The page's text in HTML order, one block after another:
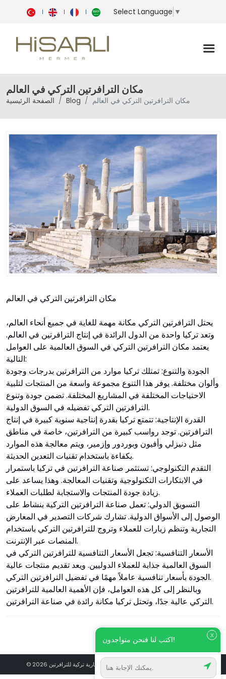
Select Language ▼
مكان الترافرتين التركي في العالم
الصفحة الرئيسية Blog مكان الترافرتين التركي في العالم
مكان الترافرتين التركي في العالم
يحتل الترافرتين التركي مكانة مهمة للغاية في جميع أنحاء العالم،
وتعد تركيا واحدة من الدول الرائدة في إنتاج الترافرتين في العالم.
يعتمد مكان الترافرتين التركي في السوق العالمية على العوامل
التالية:
الجودة والتنوع: تمتلك تركيا موارد من الترافرتين بدرجات وجودة
وألوان مختلفة. يوفر هذا التنوع مجموعة واسعة من المنتجات لتلبية
الاحتياجات المختلفة في المشاريع المختلفة. تضمن جودة وتنوع
الترافرتين التركي تفضيله في السوق الدولية.
القدرة الإنتاجية: تتمتع تركيا بقدرة إنتاجية سنوية كبيرة في إنتاج
الترافرتين. توجد رواسب كبيرة من الترافرتين، خاصة في مناطق
مثل دنيزلي وأفيون وبوردور وإزمير، ويتم معالجة هذه الموارد
بكفاءة باستخدام تقنيات التعدين الحديثة.
التقدم التكنولوجي: تستثمر صناعة الترافرتين في تركيا باستمرار
في الابتكارات التكنولوجية وتقنيات المعالجة. وهذا يساعد على
زيادة جودة المنتجات والاستجابة لطلبات العملاء.
التسويق الدولي: تعمل صناعة الترافرتين التركية بنشاط على
الوصول إلى الأسواق الدولية. تشارك شركات التصدير في المعارض
التجارية وتنظم زيارات للعملاء وتروج للترافرتين التركي باستخدام
المنصات عبر الإنترنت.
الأسعار التنافسية: تجعل الأسعار التنافسية للترافرتين التركي في
السوق العالمية جذابة للعملاء الدوليين. ويعد تقديم منتجات عالية
الجودة بأسعار تنافسية عاملاً مهمًا في تفضيل الترافرتين التركي.
وبالنظر إلى كل هذه العوامل، فإن الأهمية العالمية للترافرتين
التركي عالية جدًا، وتحتل تركيا مكانة رائدة في صناعة الترافرتين.
© 2026 حصارلي مرمر ترافيرتين - علامة تجارية تركية للترافرتين
X
اكتب لنا فنحن متواجدون!